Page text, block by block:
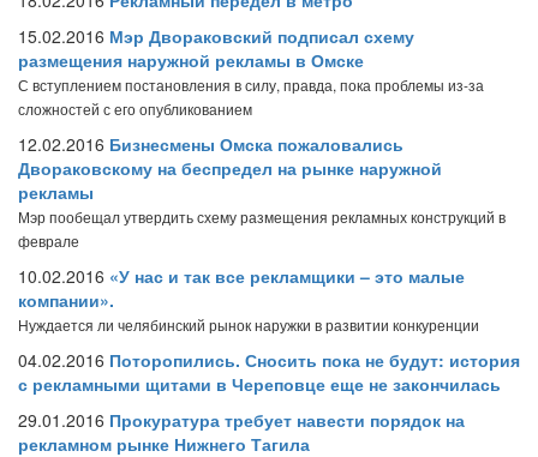
15.02.2016 Мэр Двораковский подписал схему
размещения наружной рекламы в Омске
С вступлением постановления в силу, правда, пока проблемы из-за
сложностей с его опубликованием
12.02.2016 Бизнесмены Омска пожаловались
Двораковскому на беспредел на рынке наружной
рекламы
Мэр пообещал утвердить схему размещения рекламных конструкций в
феврале
10.02.2016 «У нас и так все рекламщики – это малые
компании».
Нуждается ли челябинский рынок наружки в развитии конкуренции
04.02.2016 Поторопились. Сносить пока не будут: история
с рекламными щитами в Череповце еще не закончилась
29.01.2016 Прокуратура требует навести порядок на
рекламном рынке Нижнего Тагила